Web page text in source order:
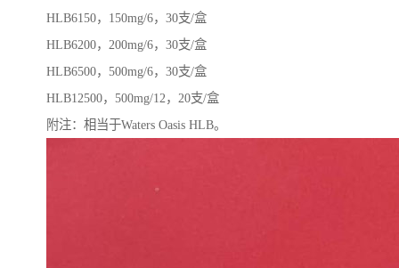
HLB6150，150mg/6，30支/盒
HLB6200，200mg/6，30支/盒
HLB6500，500mg/6，30支/盒
HLB12500，500mg/12，20支/盒
附注：相当于Waters Oasis HLB。